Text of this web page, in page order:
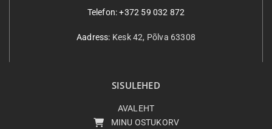
SISULEHED
AVALEHT
MINU OSTUKORV
Telefon: +372 59 032 872
Aadress: Kesk 42, Põlva 63308